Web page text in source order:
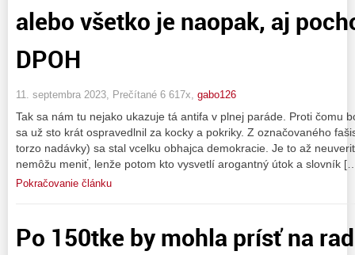
alebo všetko je naopak, aj
DPOH
11. septembra 2023, Prečítané 6 617x, gabo126
Tak sa nám tu nejako ukazuje tá antifa v plnej paráde. Proti čomu
sa už sto krát ospravedlnil za kocky a pokriky. Z označovaného
torzo nadávky) sa stal vcelku obhajca demokracie. Je to až
nemôžu meniť, lenže potom kto vysvetlí arogantný útok a slovník
Pokračovanie článku
Po 150tke by mohla prísť na